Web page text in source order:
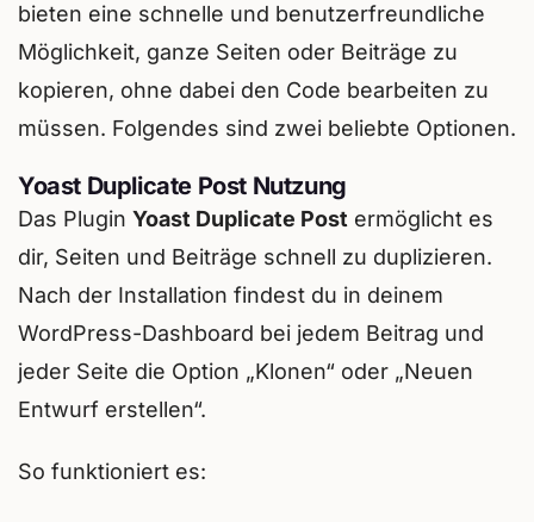
bieten eine schnelle und benutzerfreundliche
Möglichkeit, ganze Seiten oder Beiträge zu
kopieren, ohne dabei den Code bearbeiten zu
müssen. Folgendes sind zwei beliebte Optionen.
Yoast Duplicate Post Nutzung
Das Plugin Yoast Duplicate Post ermöglicht es
dir, Seiten und Beiträge schnell zu duplizieren.
Nach der Installation findest du in deinem
WordPress-Dashboard bei jedem Beitrag und
jeder Seite die Option „Klonen“ oder „Neuen
Entwurf erstellen“.
So funktioniert es: